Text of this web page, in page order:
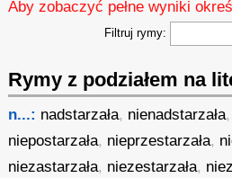
Aby zobaczyć pełne wyniki
Filtruj rymy:
Rymy z podziałem na
n...: nadstarzała, nienadstarzała,
niepostarzała, nieprzestarzała,
niezastarzała, niezestarzała,